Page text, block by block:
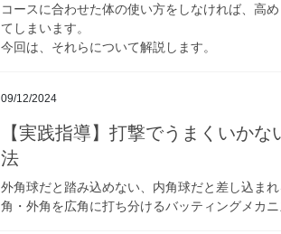
コースに合わせた体の使い方をしなければ、高
てしまいます。
今回は、それらについて解説します。
09/12/2024
【実践指導】打撃でうまくいか
法
外角球だと踏み込めない、内角球だと差し込ま
角・外角を広角に打ち分けるバッティングメカ